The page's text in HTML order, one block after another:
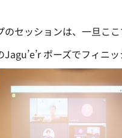
のセッションは、一旦ここ
ポーズでフィニッ